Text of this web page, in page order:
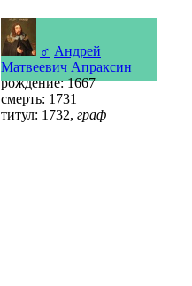
♂ Андрей
Матвеевич Апраксин
рождение: 1667
смерть: 1731
титул: 1732, граф